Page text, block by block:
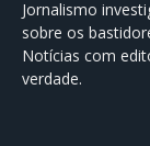
Jornalismo
sobre os
Notícias com
verdade.